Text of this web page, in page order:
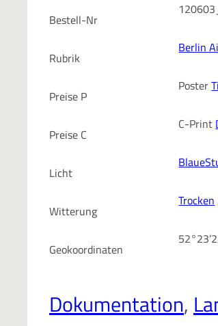
Bestell-Nr
Rubrik
Berlin
Preise P
Poster
Preise C
C-Print
Licht
Witterung
Trocken
Geokoordinaten
Dokumentation,